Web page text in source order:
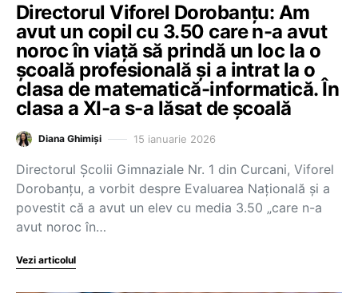
Directorul Viforel Dorobanțu: Am
avut un copil cu 3.50 care n-a avut
noroc în viață să prindă un loc la o
școală profesională și a intrat la o
clasa de matematică-informatică. În
clasa a XI-a s-a lăsat de școală
Diana Ghimiși 15 ianuarie 2026
Directorul Școlii Gimnaziale Nr. 1 din Curcani, Viforel
Dorobanțu, a vorbit despre Evaluarea Națională și a
povestit că a avut un elev cu media 3.50 „care n-a
avut noroc în…
Vezi articolul